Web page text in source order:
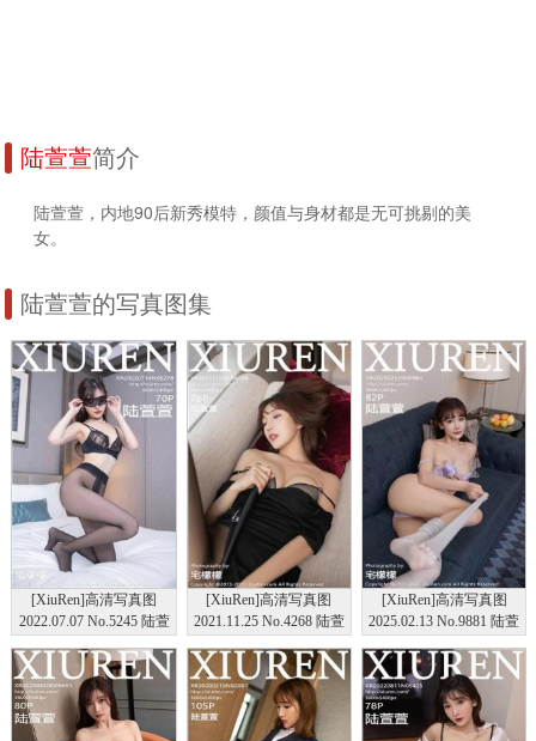
陆萱萱简介
陆萱萱，内地90后新秀模特，颜值与身材都是无可挑剔的美
女。
陆萱萱的写真图集
[XiuRen]高清写真图
2022.07.07 No.5245 陆萱
[XiuRen]高清写真图
2021.11.25 No.4268 陆萱
[XiuRen]高清写真图
2025.02.13 No.9881 陆萱